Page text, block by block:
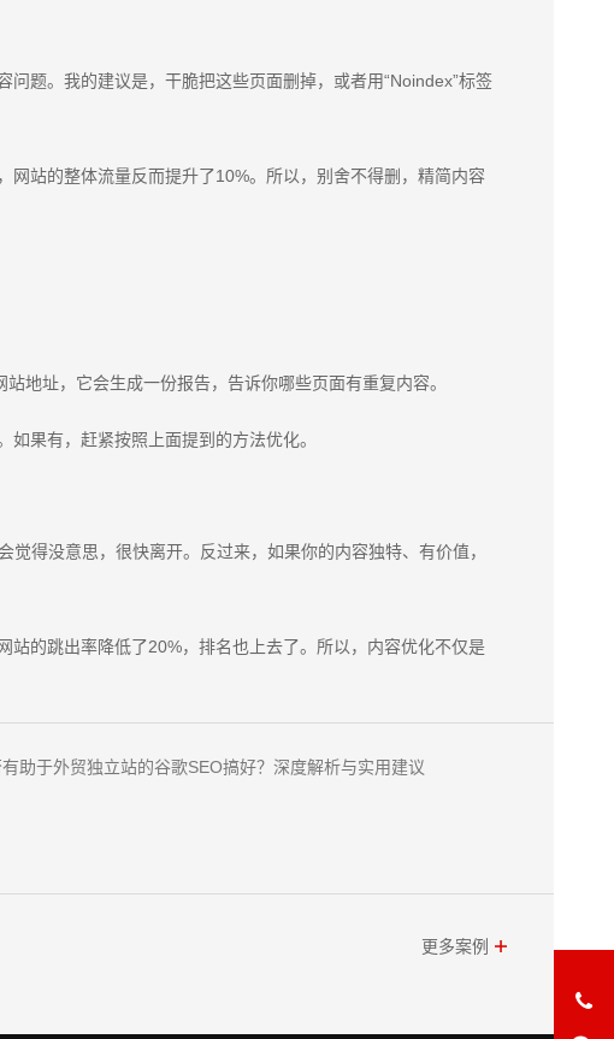
题。我的建议是，干脆把这些页面删掉，或者用“Noindex”标签
站的整体流量反而提升了10%。所以，别舍不得删，精简内容
地址，它会生成一份报告，告诉你哪些页面有重复内容。
如果有，赶紧按照上面提到的方法优化。
得没意思，很快离开。反过来，如果你的内容独特、有价值，
的跳出率降低了20%，排名也上去了。所以，内容优化不仅是
助于外贸独立站的谷歌SEO搞好？深度解析与实用建议
更多案例